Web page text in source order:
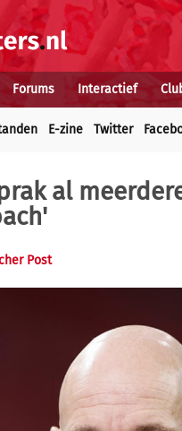
Forums Interactief
E-zine Twitter
al
Post